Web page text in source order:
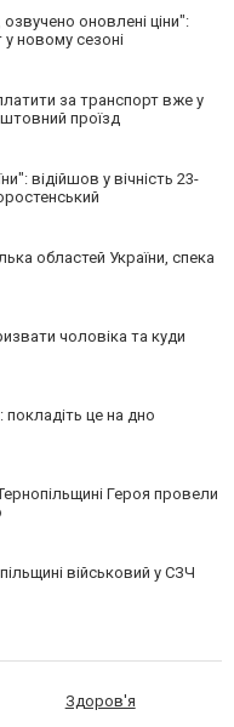
оновлені ціни":
у новому сезоні
за транспорт вже у
проїзд
відійшов у вічність 23-
областей України, спека
чоловіка та куди
це на дно
Героя провели
військовий у СЗЧ
Здоров'я